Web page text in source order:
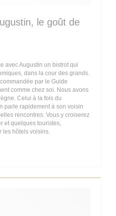
le goût de
avec Augustin un bistrot qui
dans la cour des grands.
par le Guide
comme chez soi. Nous avons
Celui à la fois du
parle rapidement à son voisin
rencontres. Vous y croiserez
et quelques touristes,
les hôtels voisins.